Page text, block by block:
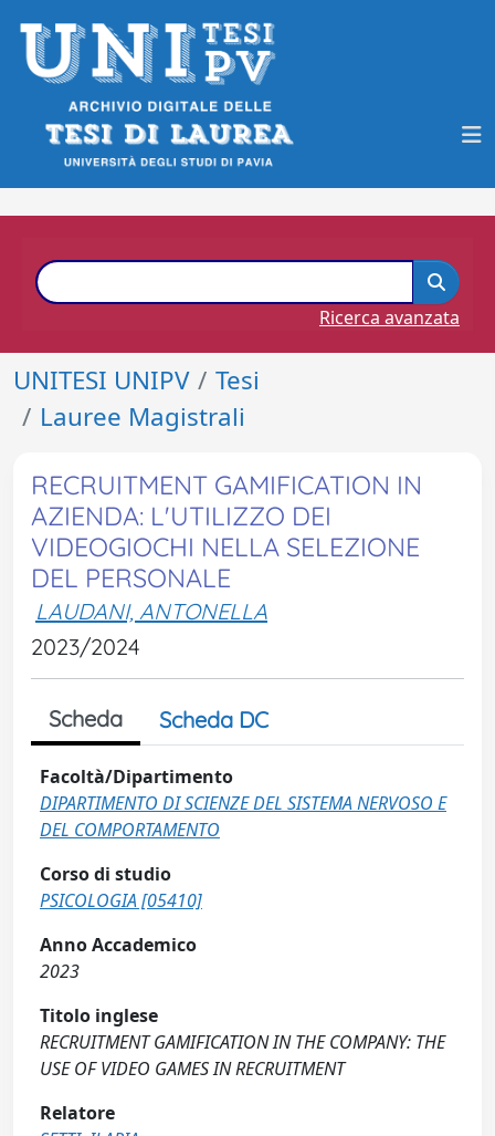
Ricerca avanzata
UNITESI UNIPV
Tesi
Lauree Magistrali
RECRUITMENT GAMIFICATION IN
AZIENDA: L'UTILIZZO DEI
VIDEOGIOCHI NELLA SELEZIONE
DEL PERSONALE
LAUDANI, ANTONELLA
2023/2024
Scheda Scheda DC
Facoltà/Dipartimento
DIPARTIMENTO DI SCIENZE DEL SISTEMA NERVOSO E
DEL COMPORTAMENTO
Corso di studio
PSICOLOGIA [05410]
Anno Accademico
2023
Titolo inglese
RECRUITMENT GAMIFICATION IN THE COMPANY: THE
USE OF VIDEO GAMES IN RECRUITMENT
Relatore